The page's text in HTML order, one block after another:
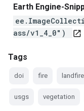
Earth Engine-
ass/v1_4_0")
open_in_new
Tags
doi fire landfire
usgs vegetation